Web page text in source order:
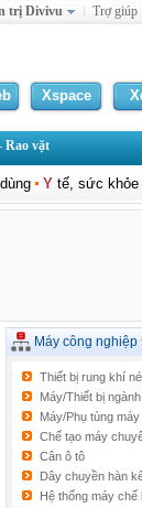
trị Divivu Trợ giúp
Xspace
Rao vặt
Y tế, sức khỏe
Máy công nghiệp
Thiết bị rung khí
Máy/Thiết bị
Máy/Phụ tùng
Chế tạo máy
Cân ô tô
Dây chuyền hàn
Hệ thống máy chế